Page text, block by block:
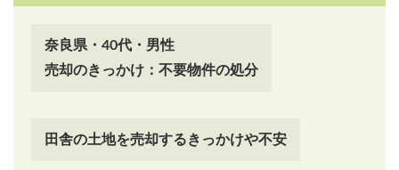
奈良県・40代・男性
売却のきっかけ：不要物件の処分
田舎の土地を売却するきっかけや不安